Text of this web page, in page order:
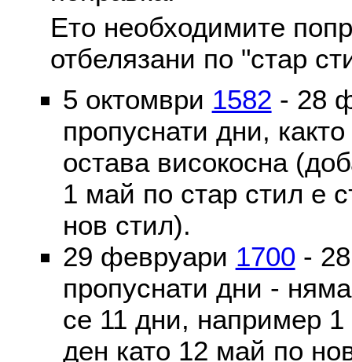
Ето необходимите
отбелязани по "стар
5 октомври 1582 - 28
пропуснати дни,
остава високосна
1 май по стар стил е
нов стил).
29 февруари 1700 -
пропуснати дни -
се 11 дни, например
ден като 12 май по